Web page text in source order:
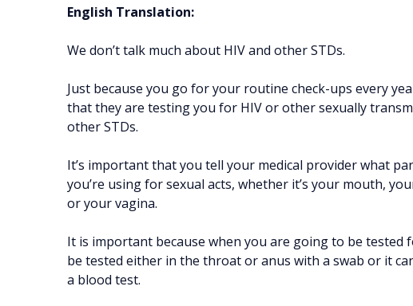
English Translation:
We don’t talk much about HIV and other STDs.
Just because you go for your routine check-ups every
that they are testing you for HIV or other sexually
other STDs.
It’s important that you tell your medical provider what
you’re using for sexual acts, whether it’s your mouth,
or your vagina.
It is important because when you are going to be tested
be tested either in the throat or anus with a swab or it
a blood test.